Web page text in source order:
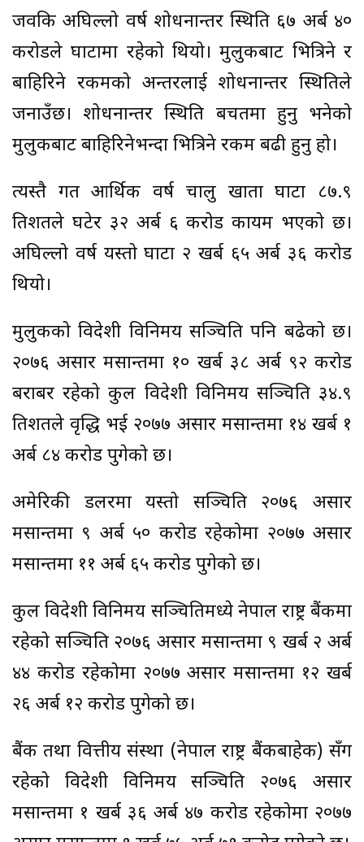
जवकि अघिल्लो वर्ष शोधनान्तर स्थिति ६७ अर्ब ४०
करोडले घाटामा रहेको थियो। मुलुकबाट भित्रिने र
बाहिरिने रकमको अन्तरलाई शोधनान्तर स्थितिले
जनाउँछ। शोधनान्तर स्थिति बचतमा हुनु भनेको
मुलुकबाट बाहिरिनेभन्दा भित्रिने रकम बढी हुनु हो।
त्यस्तै गत आर्थिक वर्ष चालु खाता घाटा ८७.९
प्रतिशतले घटेर ३२ अर्ब ६ करोड कायम भएको छ।
अघिल्लो वर्ष यस्तो घाटा २ खर्ब ६५ अर्ब ३६ करोड
थियो।
मुलुकको विदेशी विनिमय सञ्चिति पनि बढेको छ।
२०७६ असार मसान्तमा १० खर्ब ३८ अर्ब ९२ करोड
बराबर रहेको कुल विदेशी विनिमय सञ्चिति ३४.९
प्रतिशतले वृद्धि भई २०७७ असार मसान्तमा १४ खर्ब १
अर्ब ८४ करोड पुगेको छ।
अमेरिकी डलरमा यस्तो सञ्चिति २०७६ असार
मसान्तमा ९ अर्ब ५० करोड रहेकोमा २०७७ असार
मसान्तमा ११ अर्ब ६५ करोड पुगेको छ।
कुल विदेशी विनिमय सञ्चितिमध्ये नेपाल राष्ट्र बैंकमा
रहेको सञ्चिति २०७६ असार मसान्तमा ९ खर्ब २ अर्ब
४४ करोड रहेकोमा २०७७ असार मसान्तमा १२ खर्ब
२६ अर्ब १२ करोड पुगेको छ।
बैंक तथा वित्तीय संस्था (नेपाल राष्ट्र बैंकबाहेक) सँग
रहेको विदेशी विनिमय सञ्चिति २०७६ असार
मसान्तमा १ खर्ब ३६ अर्ब ४७ करोड रहेकोमा २०७७